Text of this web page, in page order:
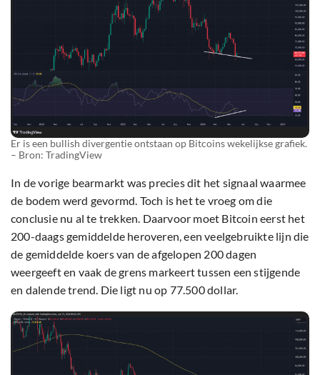
Er is een bullish divergentie ontstaan op Bitcoins wekelijkse grafiek.
– Bron: TradingView
In de vorige bearmarkt was precies dit het signaal waarmee
de bodem werd gevormd. Toch is het te vroeg om die
conclusie nu al te trekken. Daarvoor moet Bitcoin eerst het
200-daags gemiddelde heroveren, een veelgebruikte lijn die
de gemiddelde koers van de afgelopen 200 dagen
weergeeft en vaak de grens markeert tussen een stijgende
en dalende trend. Die ligt nu op 77.500 dollar.